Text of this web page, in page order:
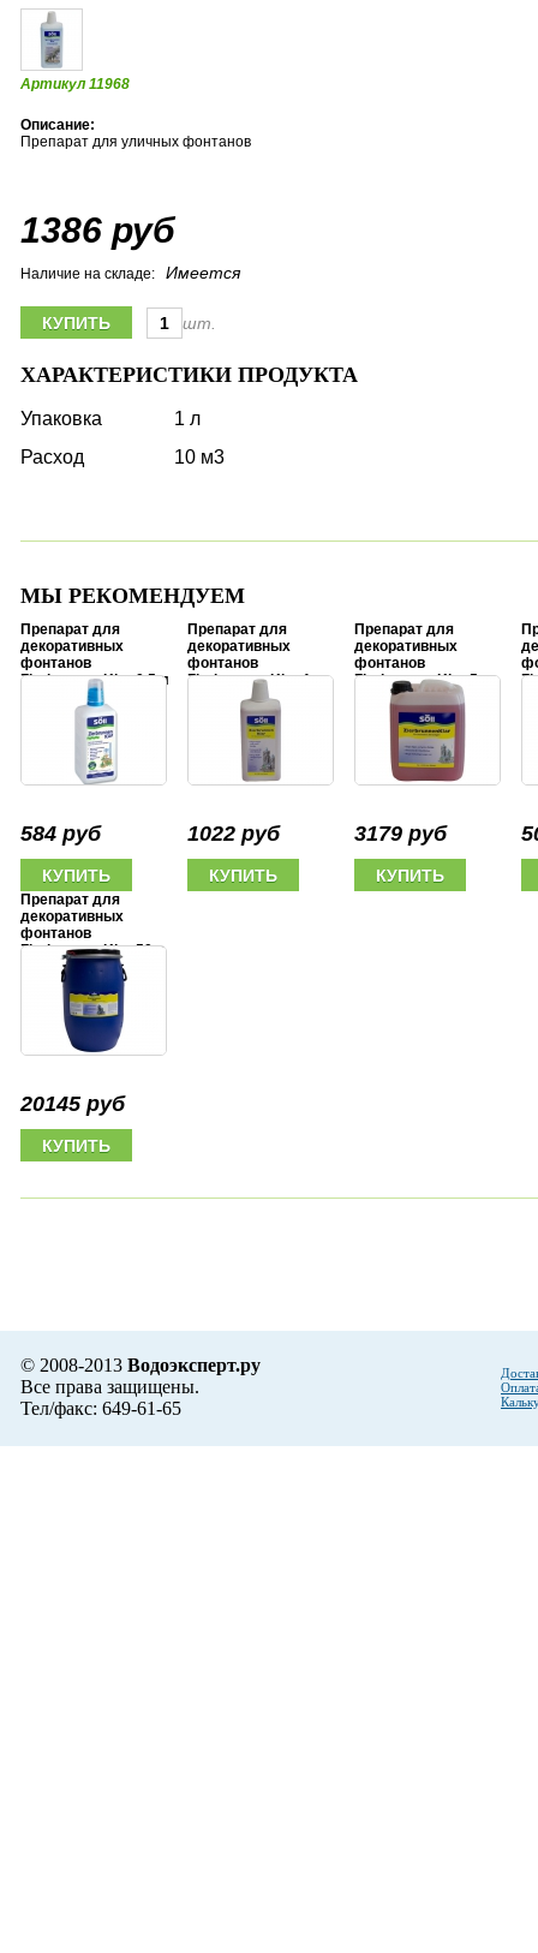
Артикул 11968
Описание:
Препарат для уличных фонтанов
1386 руб
Наличие на складе: Имеется
шт.
ХАРАКТЕРИСТИКИ ПРОДУКТА
Упаковка
1 л
Расход
10 м3
МЫ РЕКОМЕНДУЕМ
Препарат для
декоративных
фонтанов
ZierbrunnenKlar 0,5 л
584 руб
Препарат для
декоративных
фонтанов
ZierbrunnenKlar 1 л
1022 руб
Препарат для
декоративных
фонтанов
ZierbrunnenKlar 5 л
3179 руб
Препарат для
декоративных
фонтанов
ZierbrunnenKlar 50 л
20145 руб
© 2008-2013 Водоэксперт.ру
Все права защищены.
Тел/факс: 649-61-65